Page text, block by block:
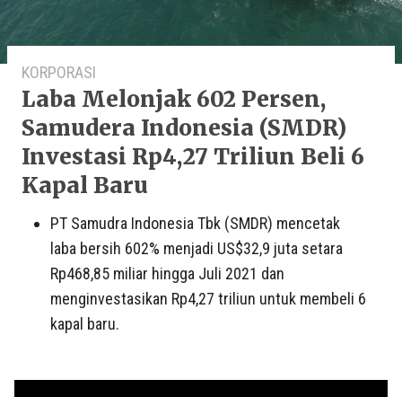
KORPORASI
Laba Melonjak 602 Persen,
Samudera Indonesia (SMDR)
Investasi Rp4,27 Triliun Beli 6
Kapal Baru
PT Samudra Indonesia Tbk (SMDR) mencetak
laba bersih 602% menjadi US$32,9 juta setara
Rp468,85 miliar hingga Juli 2021 dan
menginvestasikan Rp4,27 triliun untuk membeli 6
kapal baru.